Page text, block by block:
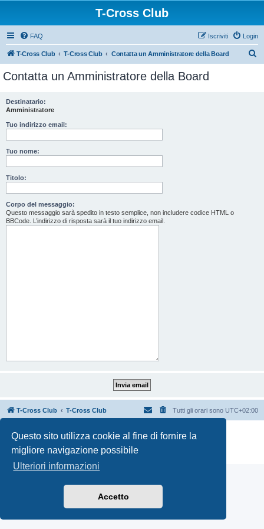
Questo sito utilizza cookie al fine di fornire la
migliore navigazione possibile
Ulteriori informazioni
Accetto
T-Cross Club
FAQ Login
Iscriviti
T-Cross Club T-Cross Club Contatta un Amministratore della Board
Contatta un Amministratore della Board
Destinatario:
Amministratore
Tuo indirizzo email:
Tuo nome:
Titolo:
Corpo del messaggio:
Questo messaggio sarà spedito in testo semplice, non includere codice HTML o
BBCode. L’indirizzo di risposta sarà il tuo indirizzo email.
T-Cross Club T-Cross Club Tutti gli orari sono UTC+02:00
Creato da
® Forum Software © phpBB Limited
Privacy|Condizioni